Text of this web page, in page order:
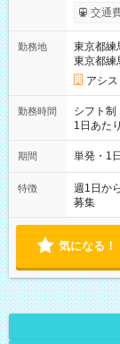
間】試
交通
勤務地
東京都練
東京都練
アシ
勤務時間
シフト制
1日あた
勤務 勤務：
可能です！ ※1日あたりの最大実働時間は日勤、
期間 単発・1
特徴
週1日か
募集
気になる！